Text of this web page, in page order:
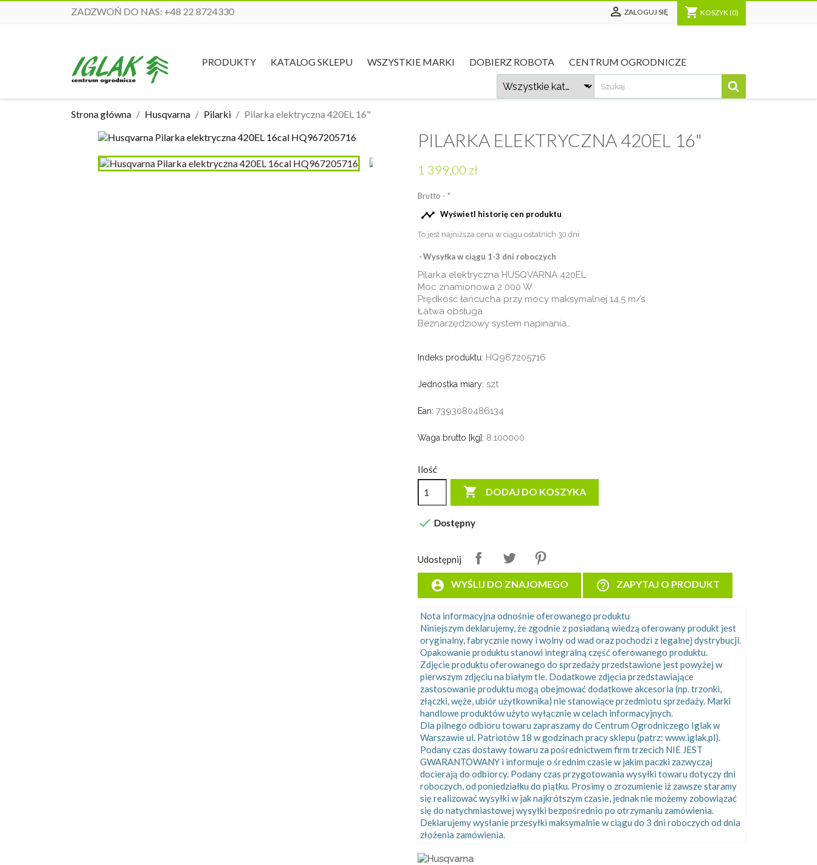
ZADZWOŃ DO NAS: +48 22 8724330  ZALOGUJ SIĘ shopping_cart KOSZYK(0)
PRODUKTY KATALOG SKLEPU WSZYSTKIE MARKI DOBIERZ ROBOTA CENTRUM OGRODNICZE
Strona główna Husqvarna Pilarki Pilarka elektryczna 420EL 16"
PILARKA ELEKTRYCZNA 420EL 16"
1 399,00 zł
Brutto *
 Wyświetl historię cen produktu
To jest najniższa cena w ciągu ostatnich 30 dni
Wysyłka w ciągu 1-3 dni roboczych
Pilarka elektryczna HUSQVARNA 420EL
Moc znamionowa 2 000 W
Prędkość łańcucha przy mocy maksymalnej 14,5 m/s
Łatwa obsługa
Beznarzędziowy system napinania…
Indeks produktu: HQ967205716
Jednostka miary: szt
Ean: 7393080486134
Waga brutto [kg]: 8.100000
Ilość
 DODAJ DO KOSZYKA
 Dostępny
Udostępnij
account_circle WYŚLIJ DO ZNAJOMEGO help_outline ZAPYTAJ O PRODUKT
Nota informacyjna odnośnie oferowanego produktu
Niniejszym deklarujemy, że zgodnie z posiadaną wiedzą oferowany produkt jest
oryginalny, fabrycznie nowy i wolny od wad oraz pochodzi z legalnej dystrybucji.
Opakowanie produktu stanowi integralną część oferowanego produktu.
Zdjęcie produktu oferowanego do sprzedaży przedstawione jest powyżej w
pierwszym zdjęciu na białym tle. Dodatkowe zdjęcia przedstawiające
zastosowanie produktu mogą obejmować dodatkowe akcesoria (np. trzonki,
złączki, węże, ubiór użytkownika) nie stanowiące przedmiotu sprzedaży. Marki
handlowe produktów użyto wyłącznie w celach informacyjnych.
Dla pilnego odbioru towaru zapraszamy do Centrum Ogrodniczego Iglak w
Warszawie ul. Patriotów 18 w godzinach pracy sklepu (patrz: www.iglak.pl).
Podany czas dostawy towaru za pośrednictwem firm trzecich NIE JEST
GWARANTOWANY i informuje o średnim czasie w jakim paczki zazwyczaj
docierają do odbiorcy. Podany czas przygotowania wysyłki towaru dotyczy dni
roboczych, od poniedziałku do piątku. Prosimy o zrozumienie iż zawsze staramy
się realizować wysyłki w jak najkrótszym czasie, jednak nie możemy zobowiązać
się do natychmiastowej wysyłki bezpośrednio po otrzymaniu zamówienia.
Deklarujemy wysłanie przesyłki maksymalnie w ciągu do 3 dni roboczych od dnia
złożenia zamówienia.